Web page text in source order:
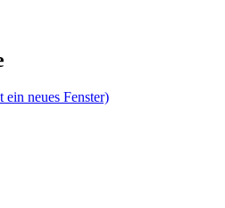
neues Fenster)